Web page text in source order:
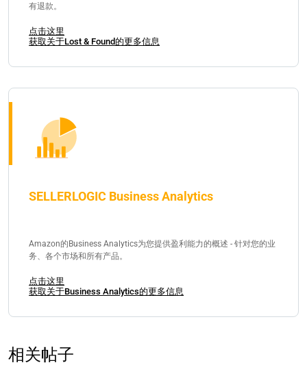
有退款。
点击这里
获取关于Lost & Found的更多信息
SELLERLOGIC Business Analytics
Amazon的Business Analytics为您提供盈利能力的概述 - 针对您的业
务、各个市场和所有产品。
点击这里
获取关于Business Analytics的更多信息
相关帖子